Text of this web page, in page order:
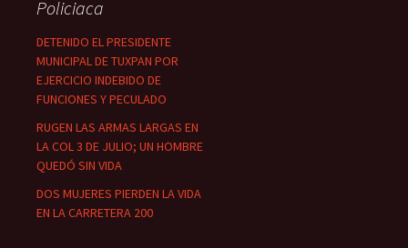
Policiaca
DETENIDO EL PRESIDENTE
MUNICIPAL DE TUXPAN POR
EJERCICIO INDEBIDO DE
FUNCIONES Y PECULADO
RUGEN LAS ARMAS LARGAS EN
LA COL 3 DE JULIO; UN HOMBRE
QUEDÓ SIN VIDA
DOS MUJERES PIERDEN LA VIDA
EN LA CARRETERA 200